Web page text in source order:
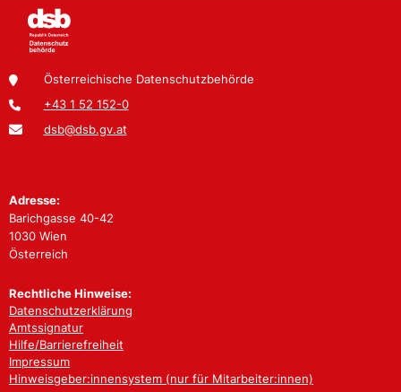
Österreichische Datenschutzbehörde
+43 1 52 152-0
dsb@dsb.gv.at
Adresse:
Barichgasse 40-42
1030 Wien
Österreich
Rechtliche Hinweise:
Datenschutzerklärung
Amtssignatur
Hilfe/Barrierefreiheit
Impressum
Hinweisgeber:innensystem (nur für Mitarbeiter:innen)